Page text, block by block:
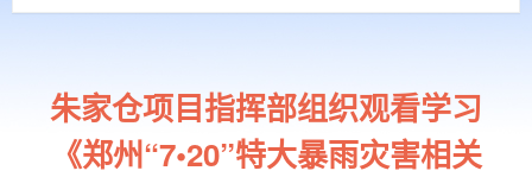
朱家仓项目指挥部组织观看学习
《郑州“7•20”特大暴雨灾害相关